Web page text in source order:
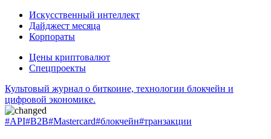
Искусственный интеллект
Дайджест месяца
Корпораты
Цены криптовалют
Спецпроекты
Культовый журнал о биткоине, технологии блокчейн и
цифровой экономике.
#API#B2B#Mastercard#блокчейн#транзакции